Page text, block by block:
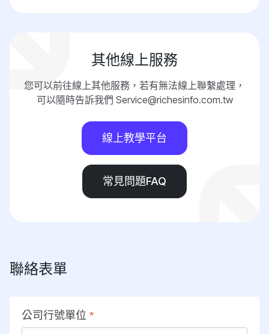
其他線上服務
您可以前往線上其他服務，若有無法線上聯繫處理，
可以隨時告訴我們 Service@richesinfo.com.tw
線上教學平台
常見問題FAQ
聯絡表單
公司行號單位 *